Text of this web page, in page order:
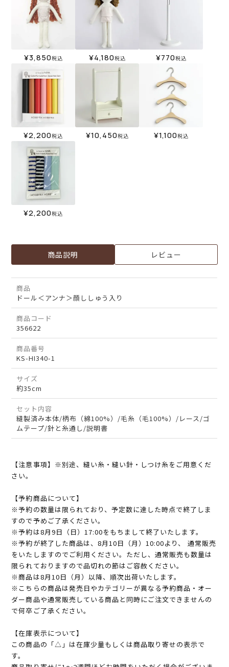
¥3,850税込 ¥4,180税込 ¥770税込
¥2,200税込 ¥10,450税込 ¥1,100税込
¥2,200税込
商品説明 レビュー
商品
ドール＜アンナ＞顔ししゅう入り
商品コード
356622
商品番号
KS-HI340-1
サイズ
約35cm
セット内容
縫製済み本体/柄布（綿100%）/毛糸（毛100%）/レース/ゴ
ムテープ/針と糸通し/説明書
【注意事項】※別途、縫い糸・縫い針・しつけ糸をご用意くだ
さい。
【予約商品について】
※予約の数量は限られており、予定数に達した時点で終了しま
すので予めご了承ください。
※予約は8月9日（日）17:00をもちまして終了いたします。
※予約が終了した商品は、8月10日（月）10:00より、 通常販売
をいたしますのでご利用ください。ただし、通常販売も数量は
限られておりますので品切れの節はご容赦ください。
※商品は8月10日（月）以降、順次出荷いたします。
※こちらの商品は発売日やカテゴリーが異なる予約商品・オー
ダー商品や通常販売している商品と同時にご注文できませんの
で何卒ご了承ください。
【在庫表示について】
この商品の「△」は在庫少量もしくは商品取り寄せの表示で
す。